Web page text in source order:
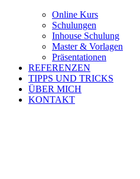
Online Kurs
Schulungen
Inhouse Schulung
Master & Vorlagen
Präsentationen
REFERENZEN
TIPPS UND TRICKS
ÜBER MICH
KONTAKT